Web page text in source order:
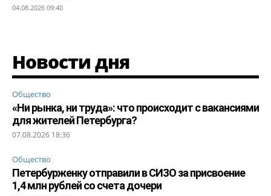
04.08.2026 09:40
Новости дня
Общество
«Ни рынка, ни труда»: что происходит с вакансиями
для жителей Петербурга?
07.08.2026 18:36
Общество
Петербурженку отправили в СИЗО за присвоение
1,4 млн рублей со счета дочери